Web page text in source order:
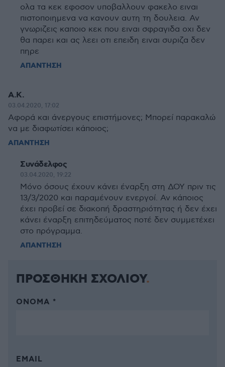
ολα τα κεκ εφοσον υποβαλλουν φακελο ειναι
πιστοποιημενα να κανουν αυτη τη δουλεια. Αν
γνωριζεις καποιο κεκ που ειναι σφραγιδα οχι δεν
θα παρει και ας λεει οτι επειδη ειναι συριζα δεν
πηρε
ΑΠΑΝΤΗΣΗ
Α.Κ.
03.04.2020, 17:02
Αφορά και άνεργους επιστήμονες; Μπορεί παρακαλώ
να με διαφωτίσει κάποιος;
ΑΠΑΝΤΗΣΗ
Συνάδελφος
03.04.2020, 19:22
Μόνο όσους έχουν κάνει έναρξη στη ΔΟΥ πριν τις
13/3/2020 και παραμένουν ενεργοί. Αν κάποιος
έχει προβεί σε διακοπή δραστηριότητας ή δεν έχει
κάνει έναρξη επιτηδεύματος ποτέ δεν συμμετέχει
στο πρόγραμμα.
ΑΠΑΝΤΗΣΗ
ΠΡΟΣΘΗΚΗ ΣΧΟΛΙΟΥ
ΌΝΟΜΑ *
EMAIL